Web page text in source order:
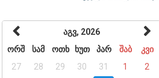
აგვ, 2026
ორშ
სამ ოთხ ხუთ პარ შაბ
კვი
27
28 29 30 31 1
2